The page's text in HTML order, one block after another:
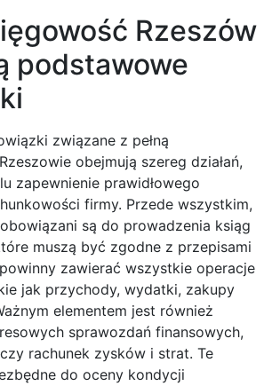
Rzeszów
podstawowe
związane z pełną
obejmują szereg działań,
zapewnienie prawidłowego
firmy. Przede wszystkim,
są do prowadzenia ksiąg
muszą być zgodne z przepisami
zawierać wszystkie operacje
jak przychody, wydatki, zakupy
elementem jest również
sprawozdań finansowych,
rachunek zysków i strat. Te
do oceny kondycji